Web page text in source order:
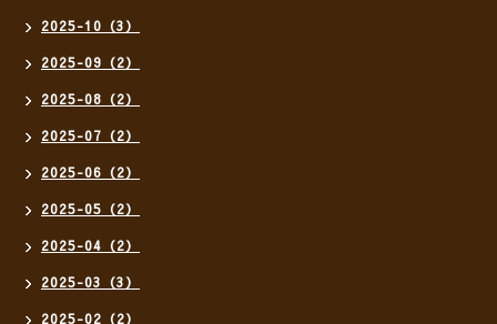
2025-10（3）
2025-09（2）
2025-08（2）
2025-07（2）
2025-06（2）
2025-05（2）
2025-04（2）
2025-03（3）
2025-02（2）